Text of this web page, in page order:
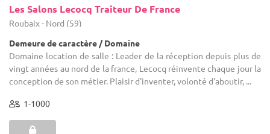
Les Salons Lecocq Traiteur De France
Roubaix - Nord (59)
Demeure de caractère / Domaine
Domaine location de salle : Leader de la réception depuis plus de
vingt années au nord de la france, Lecocq réinvente chaque jour la
conception de son métier. Plaisir d'inventer, volonté d'aboutir, ...
1-1000